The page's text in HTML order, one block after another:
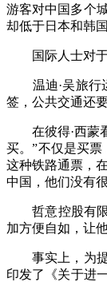
游客对中国多个
却低于日本和韩
国际人士对于
温迪·吴旅行运
签，公共交通还
在彼得·西蒙看
买。”不仅是买
这种铁路通票，
中国，他们没有
哲意控股有限
加方便自如，让
事实上，为提
印发了《关于进